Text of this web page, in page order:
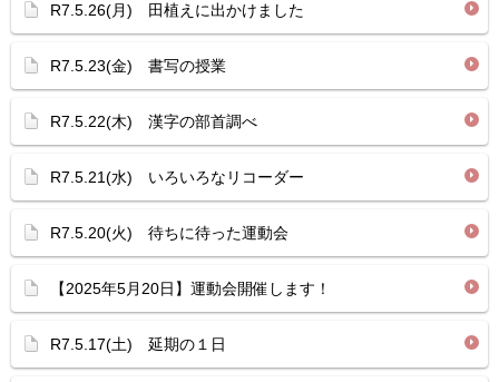
R7.5.26(月) 田植えに出かけました
R7.5.23(金) 書写の授業
R7.5.22(木) 漢字の部首調べ
R7.5.21(水) いろいろなリコーダー
R7.5.20(火) 待ちに待った運動会
【2025年5月20日】運動会開催します！
R7.5.17(土) 延期の１日